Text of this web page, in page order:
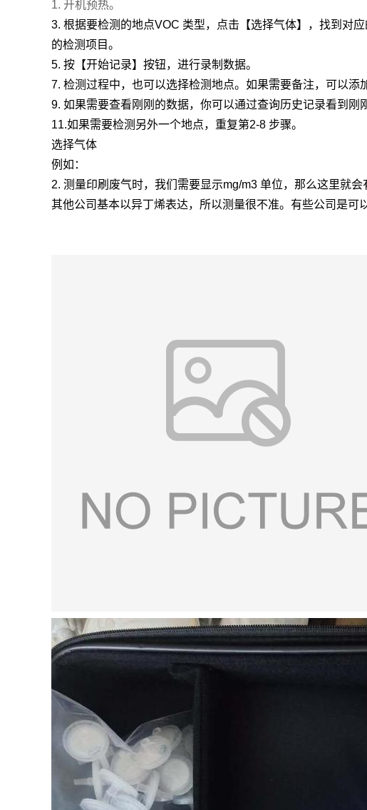
1. 开机预热。
3. 根据要检测的地点VOC 类型，点击【选择气体】，找到对
的检测项目。
5. 按【开始记录】按钮，进行录制数据。
7. 检测过程中，也可以选择检测地点。如果需要备注，可以添
9. 如果需要查看刚刚的数据，你可以通过查询历史记录看到刚
11.如果需要检测另外一个地点，重复第2-8 步骤。
选择气体
例如：
2. 测量印刷废气时，我们需要显示mg/m3 单位，那么这里就
其他公司基本以异丁烯表达，所以测量很不准。有些公司是可